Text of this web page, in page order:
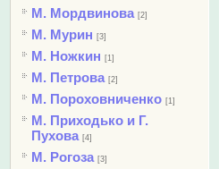
М. Мордвинова [2]
М. Мурин [3]
М. Ножкин [1]
М. Петрова [2]
М. Пороховниченко [1]
М. Приходько и Г.
Пухова [4]
М. Рогоза [3]